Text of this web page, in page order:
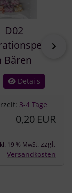
D02
Bären
Details
3-4 Tage
0,20 EUR
19 % MwSt. zzgl.
Versandkosten